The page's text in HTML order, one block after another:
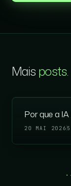
Mais posts.
Por que a
20 MAI 2026